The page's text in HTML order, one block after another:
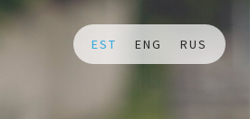
EST ENG RUS